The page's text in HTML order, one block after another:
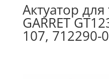
Актуатор
GARRET
107, 712290-